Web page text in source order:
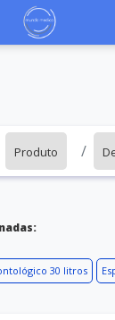
Produto
30 litros